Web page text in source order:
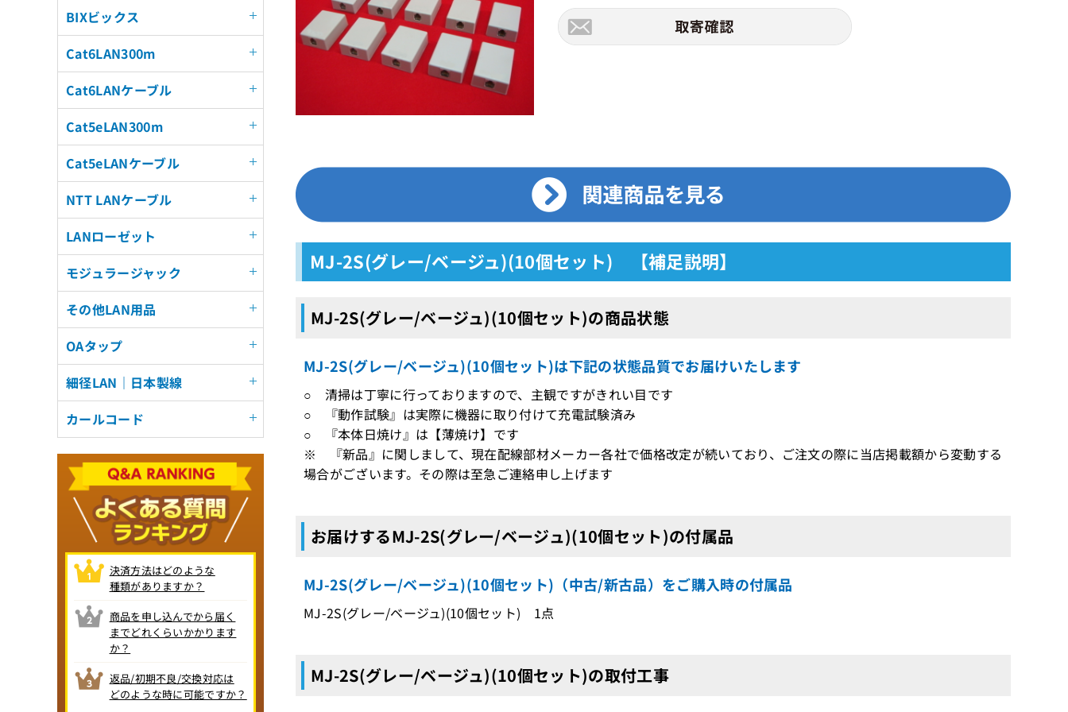
MJ-2S(グレー/ベージュ)(10個セット) 【補足説明】
MJ-2S(グレー/ベージュ)(10個セット)の商品状態
MJ-2S(グレー/ベージュ)(10個セット)は下記の状態品質でお届けいたします
○ 清掃は丁寧に行っておりますので、主観ですがきれい目です
○ 『動作試験』は実際に機器に取り付けて充電試験済み
○ 『本体日焼け』は【薄焼け】です
※ 『新品』に関しまして、現在配線部材メーカー各社で価格改定が続いており、ご注文の際に当店掲載額から変動する
場合がございます。その際は至急ご連絡申し上げます
お届けするMJ-2S(グレー/ベージュ)(10個セット)の付属品
MJ-2S(グレー/ベージュ)(10個セット)（中古/新古品）をご購入時の付属品
MJ-2S(グレー/ベージュ)(10個セット) 1点
MJ-2S(グレー/ベージュ)(10個セット)の取付工事
BIXビックス
Cat6LAN300m
Cat6LANケーブル
Cat5eLAN300m
Cat5eLANケーブル
NTT LANケーブル
LANローゼット
モジュラージャック
その他LAN用品
OAタップ
細径LAN｜日本製線
カールコード
決済方法はどのような
種類がありますか？
商品を申し込んでから届く
までどれくらいかかります
か？
返品/初期不良/交換対応は
どのような時に可能ですか？